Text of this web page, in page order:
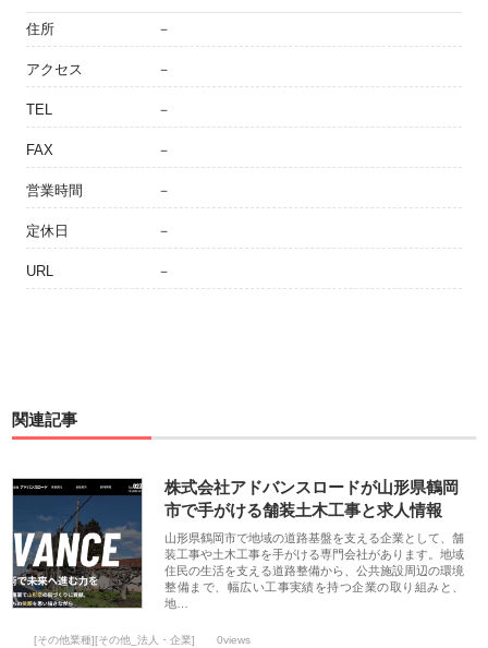
住所 －
アクセス －
TEL －
FAX －
営業時間 －
定休日 －
URL －
関連記事
株式会社アドバンスロードが山形県鶴岡
市で手がける舗装土木工事と求人情報
山形県鶴岡市で地域の道路基盤を支える企業として、舗
装工事や土木工事を手がける専門会社があります。地域
住民の生活を支える道路整備から、公共施設周辺の環境
整備まで、幅広い工事実績を持つ企業の取り組みと、
地…
[その他業種][その他_法人・企業] 0views